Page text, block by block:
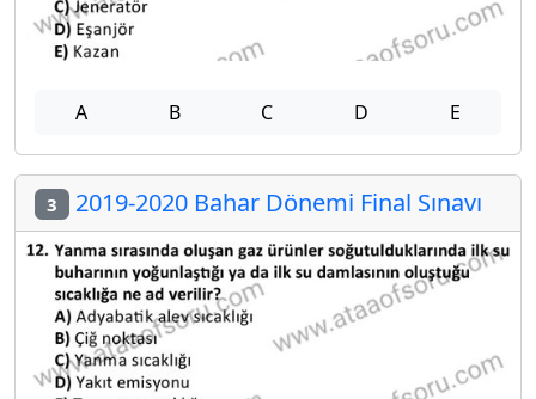
A B C D E
3 2019-2020 Bahar Dönemi Final Sınavı